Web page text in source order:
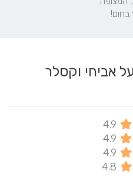
בחום!
אביחי וקסלר
4.9
4.9
4.9
4.8